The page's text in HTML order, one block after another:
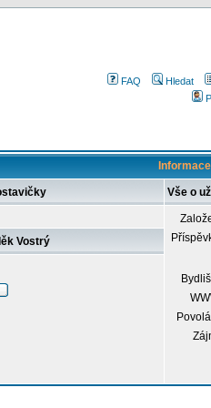
FAQ
Hledat
Vše o
Vostrý